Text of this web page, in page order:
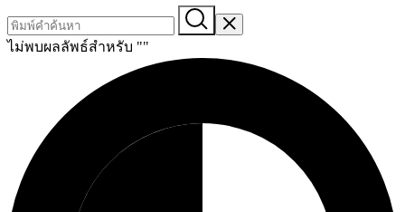
ไม่พบผลลัพธ์สำหรับ ""